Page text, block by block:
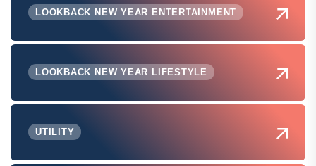
LOOKBACK NEW YEAR ENTERTAINMENT
LOOKBACK NEW YEAR LIFESTYLE
UTILITY